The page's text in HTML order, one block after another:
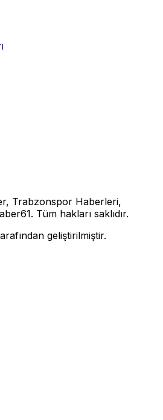
Trabzonspor Haberleri,
Tüm hakları saklıdır.
geliştirilmiştir.